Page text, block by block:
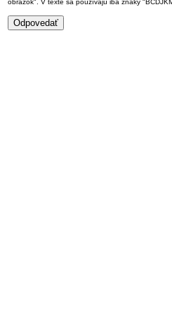
obrázok". V texte sa používajú iba znaky